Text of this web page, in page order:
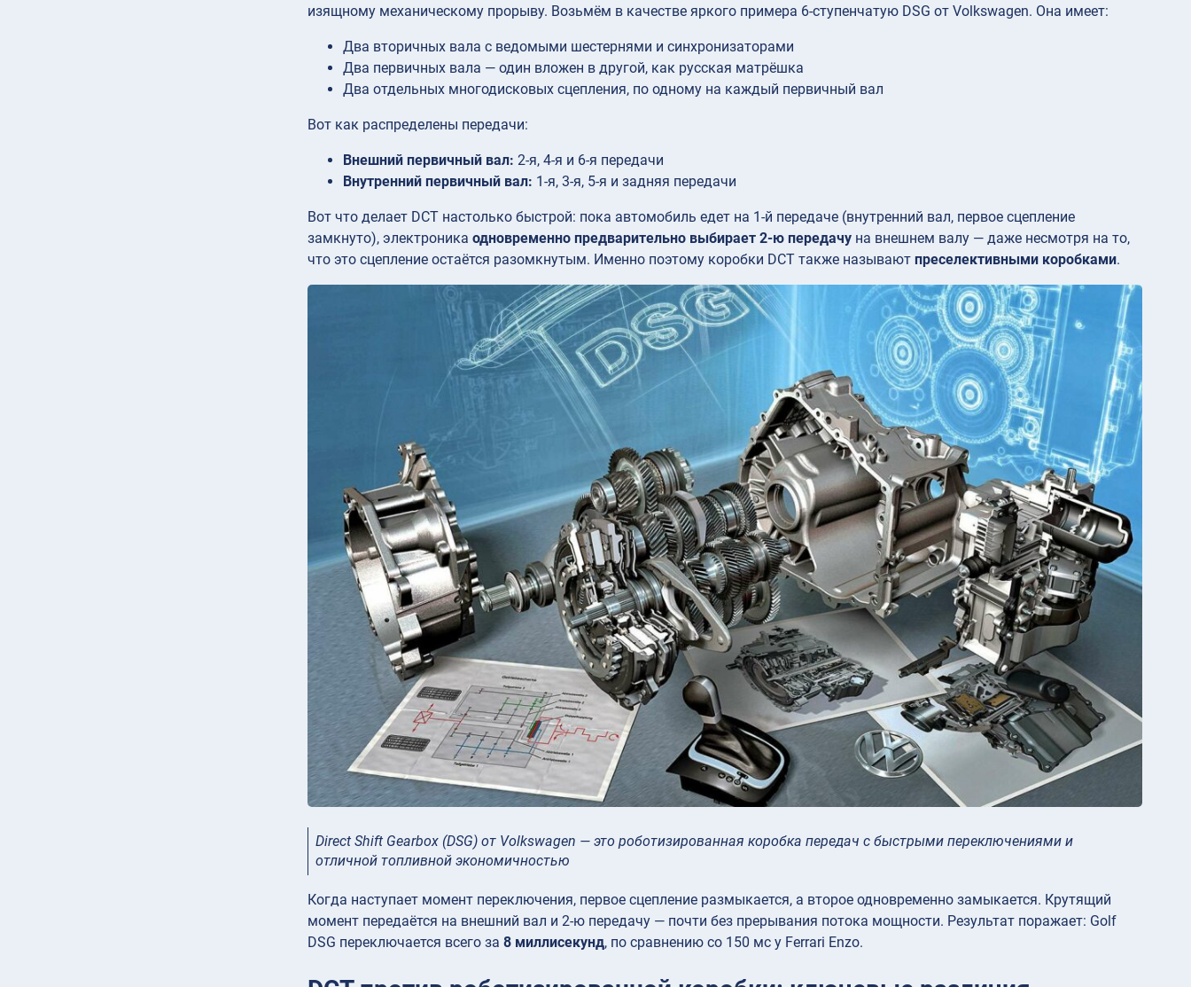
изящному механическому прорыву. Возьмём в качестве яркого примера 6-ступенчатую DSG от Volkswagen. Она имеет:
Два вторичных вала с ведомыми шестернями и синхронизаторами
Два первичных вала — один вложен в другой, как русская матрёшка
Два отдельных многодисковых сцепления, по одному на каждый первичный вал
Вот как распределены передачи:
Внешний первичный вал: 2-я, 4-я и 6-я передачи
Внутренний первичный вал: 1-я, 3-я, 5-я и задняя передачи
Вот что делает DCT настолько быстрой: пока автомобиль едет на 1-й передаче (внутренний вал, первое сцепление
замкнуто), электроника одновременно предварительно выбирает 2-ю передачу на внешнем валу — даже несмотря на то,
что это сцепление остаётся разомкнутым. Именно поэтому коробки DCT также называют преселективными коробками.
Direct Shift Gearbox (DSG) от Volkswagen — это роботизированная коробка передач с быстрыми переключениями и
отличной топливной экономичностью
Когда наступает момент переключения, первое сцепление размыкается, а второе одновременно замыкается. Крутящий
момент передаётся на внешний вал и 2-ю передачу — почти без прерывания потока мощности. Результат поражает: Golf
DSG переключается всего за 8 миллисекунд, по сравнению со 150 мс у Ferrari Enzo.